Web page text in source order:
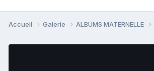
Accueil Galerie ALBUMS MATERNELLE